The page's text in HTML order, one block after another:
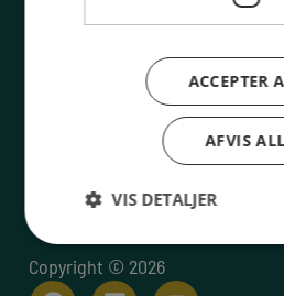
Sikkerhedsvagt
Urmager
Copyright © 2026
ACCEPTER
AFVIS
VIS DETALJER